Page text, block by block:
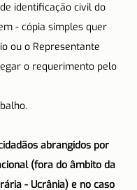
identificação civil do
- cópia simples quer
ou o Representante
o requerimento pelo
abrangidos por
(fora do âmbito da
- Ucrânia) e no caso